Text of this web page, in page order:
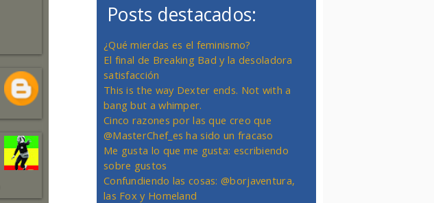
Posts destacados:
¿Qué mierdas es el feminismo?
El final de Breaking Bad y la desoladora
satisfacción
This is the way Dexter ends. Not with a
bang but a whimper.
Cinco razones por las que creo que
@MasterChef_es ha sido un fracaso
Me gusta lo que me gusta: escribiendo
sobre gustos
Confundiendo las cosas: @borjaventura,
las Fox y Homeland